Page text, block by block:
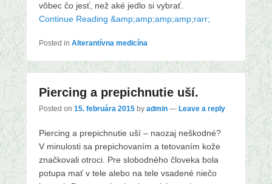
vôbec čo jesť, než aké jedlo si vybrať.
Continue Reading &amp;amp;amp;amp;rarr;
Posted in Alterantívna medicína
Piercing a prepichnutie uší.
Posted on 15. februára 2015 by admin — Leave a reply
Piercing a prepichnutie uší – naozaj neškodné?
V minulosti sa prepichovaním a tetovaním kože
značkovali otroci. Pre slobodného človeka bola
potupa mať v tele alebo na tele vsadené niečo